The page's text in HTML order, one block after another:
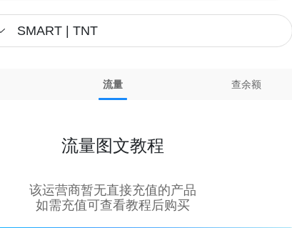
SMART | TNT
流量 查余额
流量图文教程
该运营商暂无直接充值的产品
如需充值可查看教程后购买